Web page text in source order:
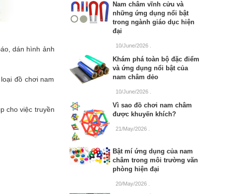
dán hình ảnh
đồ chơi nam
cho việc truyền
Nam châm vĩnh cửu và
những ứng dụng nổi bật
trong ngành giáo dục hiện
đại
10/June/2026
Khám phá toàn bộ đặc điểm
và ứng dụng nổi bật của
nam châm dẻo
10/June/2026
Vì sao đồ chơi nam châm
được khuyến khích?
21/May/2026
Bật mí ứng dụng của nam
châm trong môi trường văn
phòng hiện đại
20/May/2026